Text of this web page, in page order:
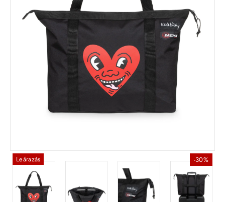
Leárazás -30%